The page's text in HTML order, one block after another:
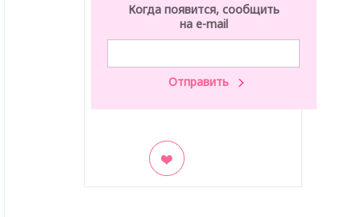
Когда появится, сообщить
на e-mail